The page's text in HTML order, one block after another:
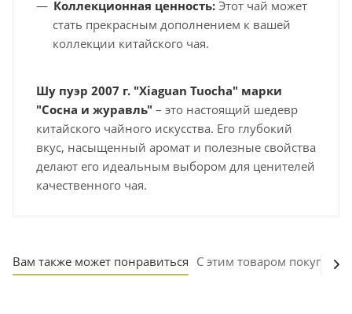
Коллекционная ценность: Этот чай может
стать прекрасным дополнением к вашей
коллекции китайского чая.
Шу пуэр 2007 г. "Xiaguan Tuocha" марки
"Сосна и журавль" – это настоящий шедевр
китайского чайного искусства. Его глубокий
вкус, насыщенный аромат и полезные свойства
делают его идеальным выбором для ценителей
качественного чая.
Вам также может понравиться С этим товаром покупают